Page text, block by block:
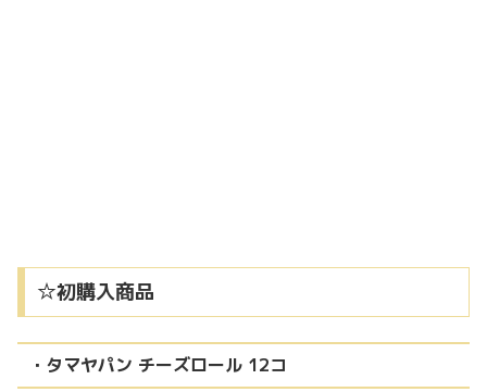
☆初購入商品
・タマヤパン チーズロール 12コ